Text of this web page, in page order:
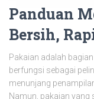
Panduan
Bersih,
Pakaian adalah
berfungsi sebagai
menunjang
Namun, pakaian yang